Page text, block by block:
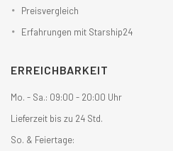
Preisvergleich
Erfahrungen mit Starship24
ERREICHBARKEIT
Mo. - Sa.: 09:00 - 20:00 Uhr
Lieferzeit bis zu 24 Std.
So. & Feiertage: